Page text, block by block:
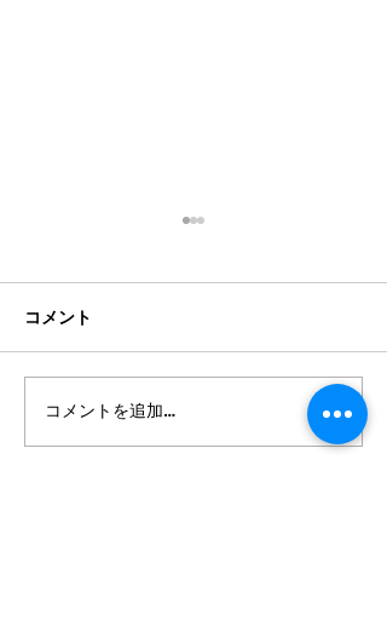
2026年8月・9月スケジュ
ール
コメント
コメントを追加…